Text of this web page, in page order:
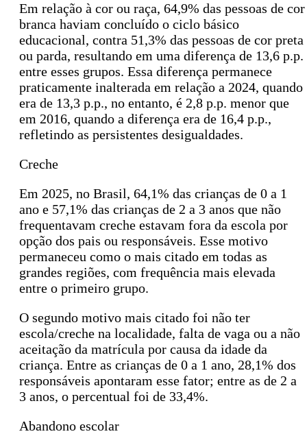
Em relação à cor ou raça, 64,9% das pessoas de cor
branca haviam concluído o ciclo básico
educacional, contra 51,3% das pessoas de cor preta
ou parda, resultando em uma diferença de 13,6 p.p.
entre esses grupos. Essa diferença permanece
praticamente inalterada em relação a 2024, quando
era de 13,3 p.p., no entanto, é 2,8 p.p. menor que
em 2016, quando a diferença era de 16,4 p.p.,
refletindo as persistentes desigualdades.
Creche
Em 2025, no Brasil, 64,1% das crianças de 0 a 1
ano e 57,1% das crianças de 2 a 3 anos que não
frequentavam creche estavam fora da escola por
opção dos pais ou responsáveis. Esse motivo
permaneceu como o mais citado em todas as
grandes regiões, com frequência mais elevada
entre o primeiro grupo.
O segundo motivo mais citado foi não ter
escola/creche na localidade, falta de vaga ou a não
aceitação da matrícula por causa da idade da
criança. Entre as crianças de 0 a 1 ano, 28,1% dos
responsáveis apontaram esse fator; entre as de 2 a
3 anos, o percentual foi de 33,4%.
Abandono escolar